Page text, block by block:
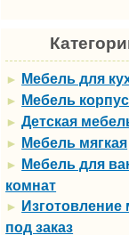
► Мебель для
► Мебель
► Детская
► Мебель мягкая
► Мебель для
комнат
►
Изготовление
под заказ